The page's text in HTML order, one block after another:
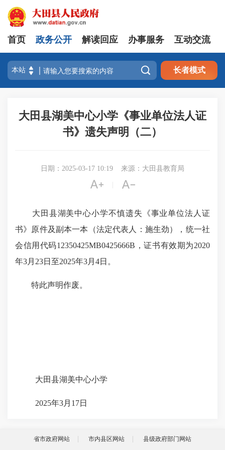
首页 政务公开 解读回应 办事服务 互动交流
 长者模式
大田县湖美中心小学《事业单位法人证
书》遗失声明（二）
日期：2025-03-17 10:19 来源：大田县教育局
 
大田县湖美中心小学不慎遗失《事业单位法人证
书》 原件及副本一本 （法定代表人：施生劲），统一社
会信用代码12350425MB0425666B，证书有效期为2020
年3月23日至2025年3月4日。
特此声明作废。
大田县湖美中心小学
2025年3月17日
省市政府网站 市内县区网站 县级政府部门网站